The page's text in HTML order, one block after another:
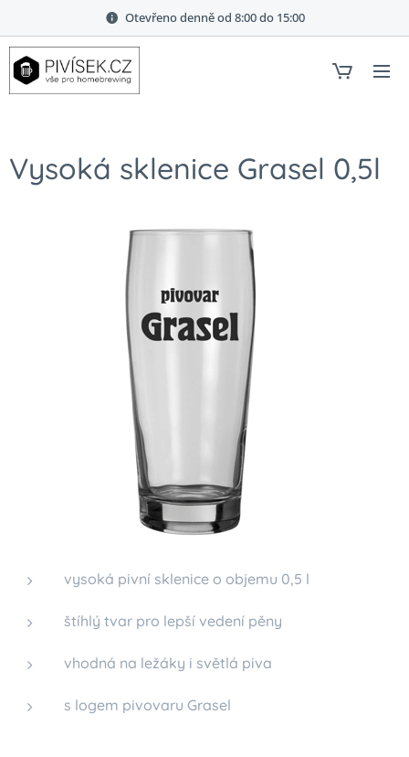
Otevřeno denně od 8:00 do 15:00
Vysoká sklenice Grasel 0,5l
vysoká pivní sklenice o objemu 0,5 l
štíhlý tvar pro lepší vedení pěny
vhodná na ležáky i světlá piva
s logem pivovaru Grasel